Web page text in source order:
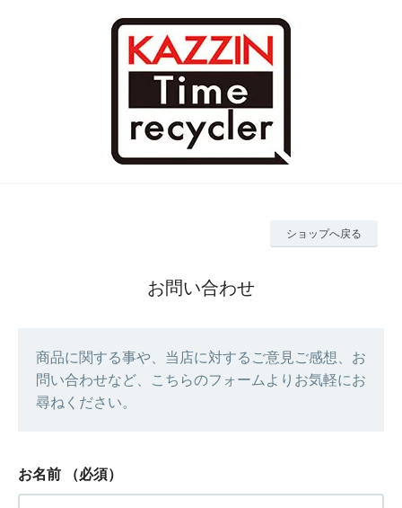
ショップへ戻る
お問い合わせ
商品に関する事や、当店に対するご意見ご感想、お
問い合わせなど、こちらのフォームよりお気軽にお
尋ねください。
お名前 （必須）